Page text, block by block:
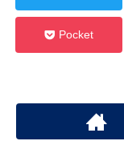
Pocket